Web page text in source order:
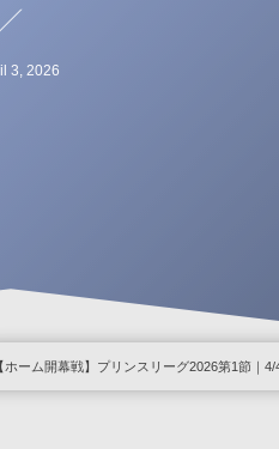
3, 2026
【ホーム開幕戦】プリンスリーグ2026第1節｜